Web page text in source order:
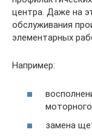
центра. Даже на
обслуживания
элементарных
Например:
замена